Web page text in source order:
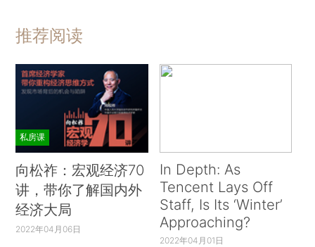
推荐阅读
私房课
向松祚：宏观经济70
讲，带你了解国内外
经济大局
2022年04月06日
In Depth: As
Tencent Lays Off
Staff, Is Its ‘Winter’
Approaching?
2022年04月01日